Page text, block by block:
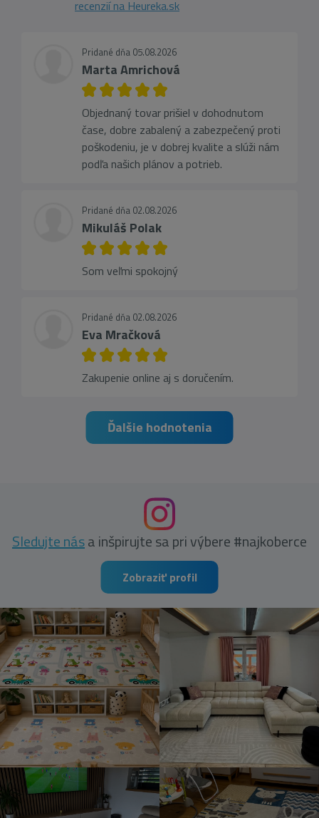
recenzií na Heureka.sk
Pridané dňa 05.08.2026
Marta Amrichová
Objednaný tovar prišiel v dohodnutom
čase, dobre zabalený a zabezpečený proti
poškodeniu, je v dobrej kvalite a slúži nám
podľa našich plánov a potrieb.
Pridané dňa 02.08.2026
Mikuláš Polak
Som veľmi spokojný
Pridané dňa 02.08.2026
Eva Mračková
Zakupenie online aj s doručením.
Ďalšie hodnotenia
Sledujte nása inšpirujte sa pri výbere #najkoberce
Zobraziť profil